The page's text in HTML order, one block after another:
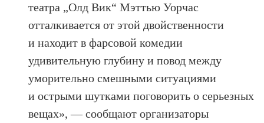
театра „Олд Вик“ Мэттью Уорчас
отталкивается от этой двойственности
и находит в фарсовой комедии
удивительную глубину и повод между
уморительно смешными ситуациями
и острыми шутками поговорить о серьезных
вещах», — сообщают организаторы